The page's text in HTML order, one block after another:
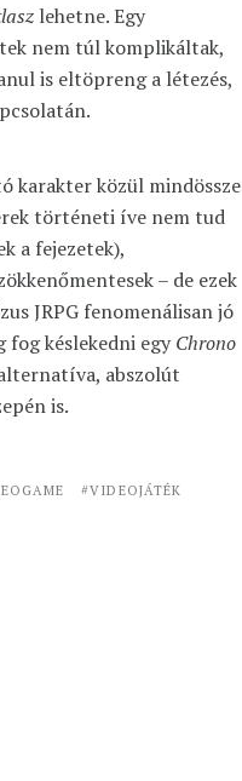
lehetne. Egy
nem túl komplikáltak,
is eltöpreng a létezés,
karakter közül mindössze
történeti íve nem tud
a fejezetek),
– de ezek
JRPG fenomenálisan jó
fog késlekedni egy Chrono
abszolút
is.
VIDEOJÁTÉK